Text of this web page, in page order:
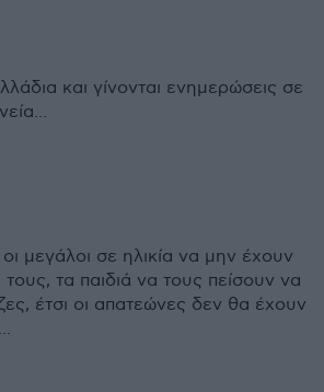
και γίνονται ενημερώσεις σε
μεγάλοι σε ηλικία να μην έχουν
τους, τα παιδιά να τους πείσουν να
έτσι οι απατεώνες δεν θα έχουν